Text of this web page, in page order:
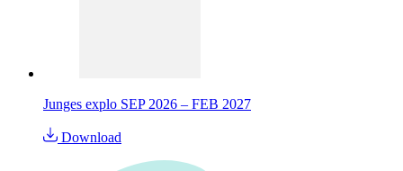
Junges explo SEP 2026 – FEB 2027
Download